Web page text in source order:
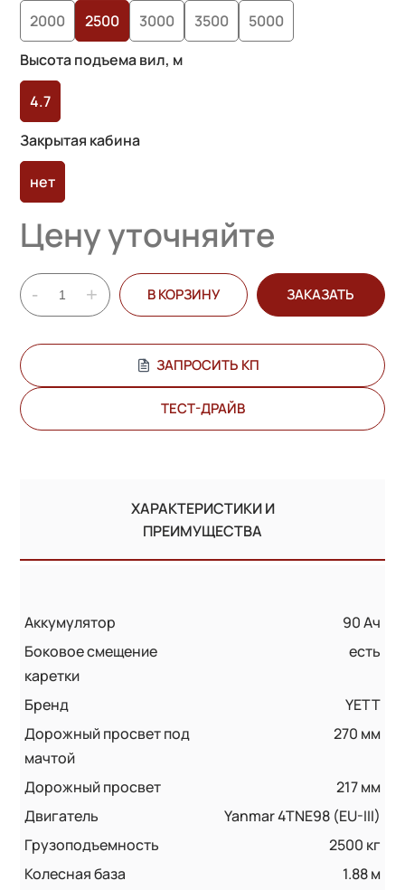
2000 2500 3000 3500
5000
Высота подъема вил, м
4.7
Закрытая кабина
нет
Цену уточняйте
- + В КОРЗИНУ ЗАКАЗАТЬ
ЗАПРОСИТЬ КП
ТЕСТ-ДРАЙВ
ХАРАКТЕРИСТИКИ И
ПРЕИМУЩЕСТВА
Аккумулятор
90 Ач
Боковое смещение
каретки
есть
Бренд
YETT
Дорожный просвет под
мачтой
270 мм
Дорожный просвет
217 мм
Двигатель
Yanmar 4TNE98 (EU-III)
Грузоподъемность
2500 кг
Колесная база
1.88 м